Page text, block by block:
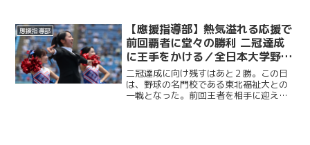
むこの日、応援席には多くの観客が集ま
り、熱い声援を送った。
應援指導部
【應援指導部】熱気溢れる応援で
前回覇者に堂々の勝利 二冠達成
に王手をかける／全日本大学野球
選手権準決勝 対東北福祉大学戦
二冠達成に向け残すはあと２勝。この日
は、野球の名門校である東北福祉大との
一戦となった。前回王者を相手に迎えた